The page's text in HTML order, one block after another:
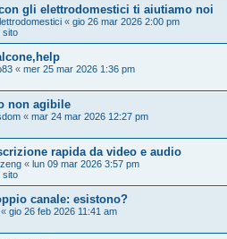
gli elettrodomestici ti aiutiamo noi
« gio 26 mar 2026 2:00 pm
sito
« mer 25 mar 2026 1:36 pm
non agibile
« mar 24 mar 2026 12:27 pm
rapida da video e audio
« lun 09 mar 2026 3:57 pm
sito
canale: esistono?
« gio 26 feb 2026 11:41 am